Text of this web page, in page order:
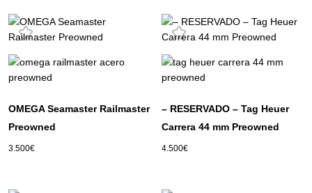
OMEGA Seamaster Railmaster
Preowned
3.500€
– RESERVADO – Tag Heuer
Carrera 44 mm Preowned
4.500€